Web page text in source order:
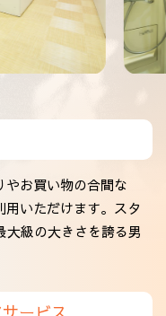
やお買い物の合間な
いただけます。スタ
大級の大きさを誇る男